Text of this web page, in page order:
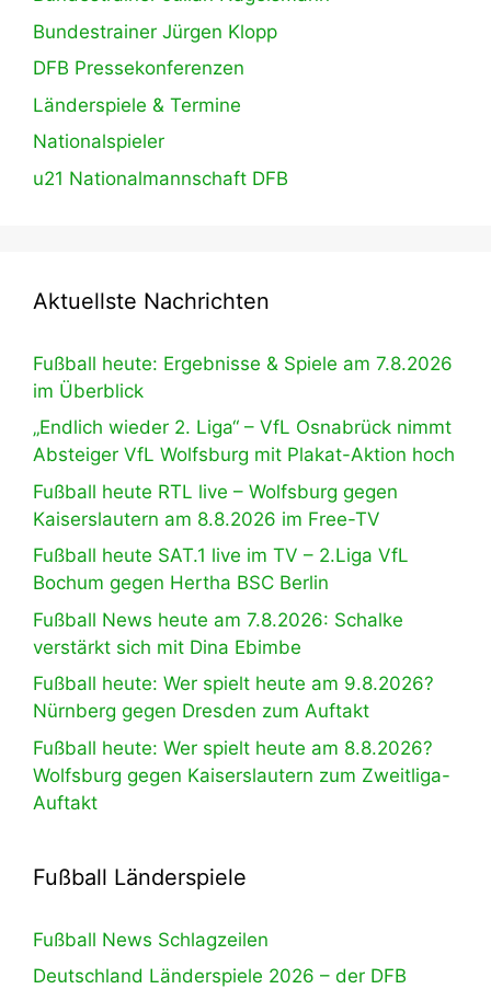
Bundestrainer Jürgen Klopp
DFB Pressekonferenzen
Länderspiele & Termine
Nationalspieler
u21 Nationalmannschaft DFB
Aktuellste Nachrichten
Fußball heute: Ergebnisse & Spiele am 7.8.2026
im Überblick
„Endlich wieder 2. Liga“ – VfL Osnabrück nimmt
Absteiger VfL Wolfsburg mit Plakat-Aktion hoch
Fußball heute RTL live – Wolfsburg gegen
Kaiserslautern am 8.8.2026 im Free-TV
Fußball heute SAT.1 live im TV – 2.Liga VfL
Bochum gegen Hertha BSC Berlin
Fußball News heute am 7.8.2026: Schalke
verstärkt sich mit Dina Ebimbe
Fußball heute: Wer spielt heute am 9.8.2026?
Nürnberg gegen Dresden zum Auftakt
Fußball heute: Wer spielt heute am 8.8.2026?
Wolfsburg gegen Kaiserslautern zum Zweitliga-
Auftakt
Fußball Länderspiele
Fußball News Schlagzeilen
Deutschland Länderspiele 2026 – der DFB